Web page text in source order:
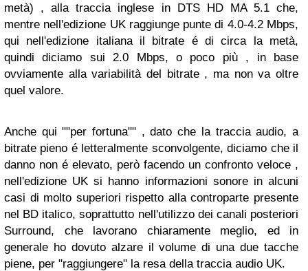
metà) , alla traccia inglese in DTS HD MA 5.1 che,
mentre nell'edizione UK raggiunge punte di 4.0-4.2 Mbps,
qui nell'edizione italiana il bitrate é di circa la metà,
quindi diciamo sui 2.0 Mbps, o poco più , in base
ovviamente alla variabilità del bitrate , ma non va oltre
quel valore.
Anche qui ""per fortuna"" , dato che la traccia audio, a
bitrate pieno é letteralmente sconvolgente, diciamo che il
danno non é elevato, però facendo un confronto veloce ,
nell'edizione UK si hanno informazioni sonore in alcuni
casi di molto superiori rispetto alla controparte presente
nel BD italico, soprattutto nell'utilizzo dei canali posteriori
Surround, che lavorano chiaramente meglio, ed in
generale ho dovuto alzare il volume di una due tacche
piene, per "raggiungere" la resa della traccia audio UK.